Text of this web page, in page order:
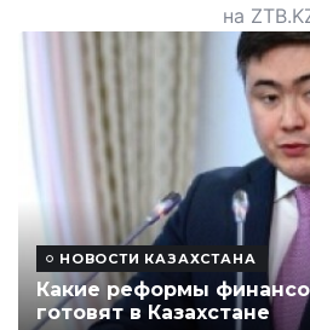
на
НОВОСТИ КАЗАХСТАНА
Какие реформы
готовят в Казахстане